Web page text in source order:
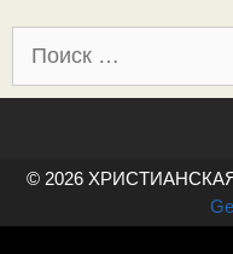
Поиск:
© 2026